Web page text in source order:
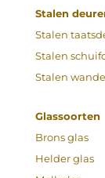
Stalen
Stalen
Stalen
Stalen
Glassoorten
Brons glas
Helder glas